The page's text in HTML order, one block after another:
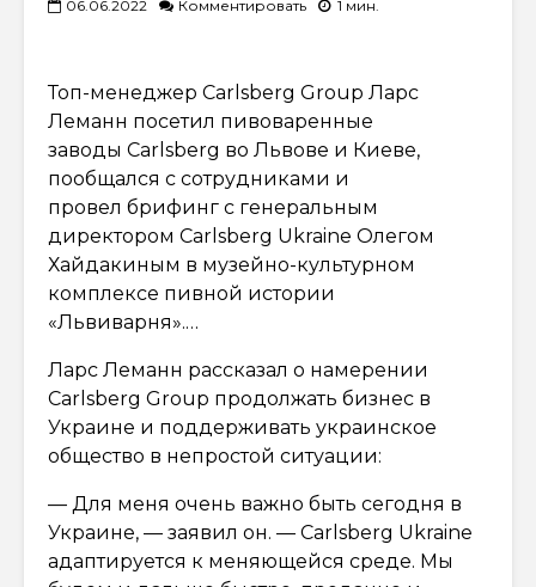
06.06.2022 Комментировать 1 мин.
Топ-менеджер Carlsberg Group Ларс
Леманн посетил пивоваренные
заводы Carlsberg во Львове и Киеве,
пообщался с сотрудниками и
провел брифинг с генеральным
директором Carlsberg Ukraine Олегом
Хайдакиным в музейно-культурном
комплексе пивной истории
«Львиварня».…
Ларс Леманн рассказал о намерении
Carlsberg Group продолжать бизнес в
Украине и поддерживать украинское
общество в непростой ситуации:
— Для меня очень важно быть сегодня в
Украине, — заявил он. — Carlsberg Ukraine
адаптируется к меняющейся среде. Мы